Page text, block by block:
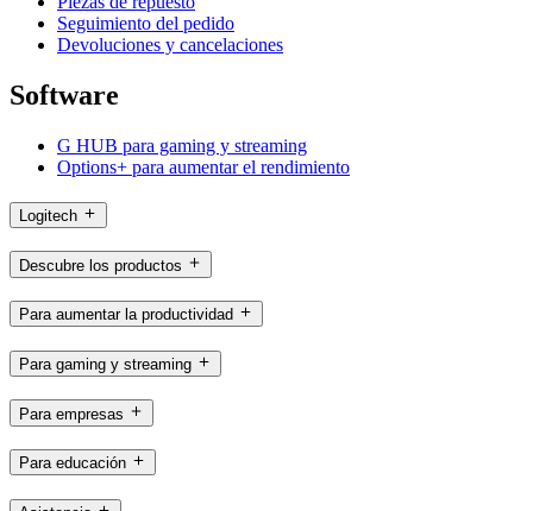
Seguimiento del pedido
Devoluciones y cancelaciones
Software
G HUB para gaming y streaming
Options+ para aumentar el rendimiento
Logitech
Descubre los productos
Para aumentar la productividad
Para gaming y streaming
Para empresas
Para educación